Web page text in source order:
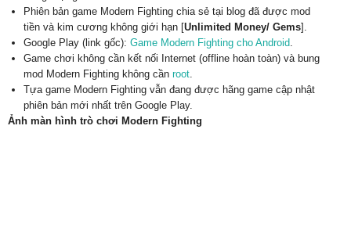
Phiên bản game Modern Fighting chia sẻ tại blog đã được mod
tiền và kim cương không giới hạn [Unlimited Money/ Gems].
Google Play (link gốc): Game Modern Fighting cho Android.
Game chơi không cần kết nối Internet (offline hoàn toàn) và bung
mod Modern Fighting không cần root.
Tựa game Modern Fighting vẫn đang được hãng game cập nhật
phiên bản mới nhất trên Google Play.
Ảnh màn hình trò chơi Modern Fighting